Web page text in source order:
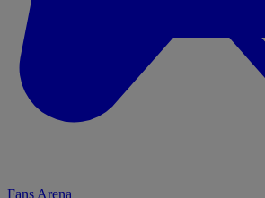
Fans Arena